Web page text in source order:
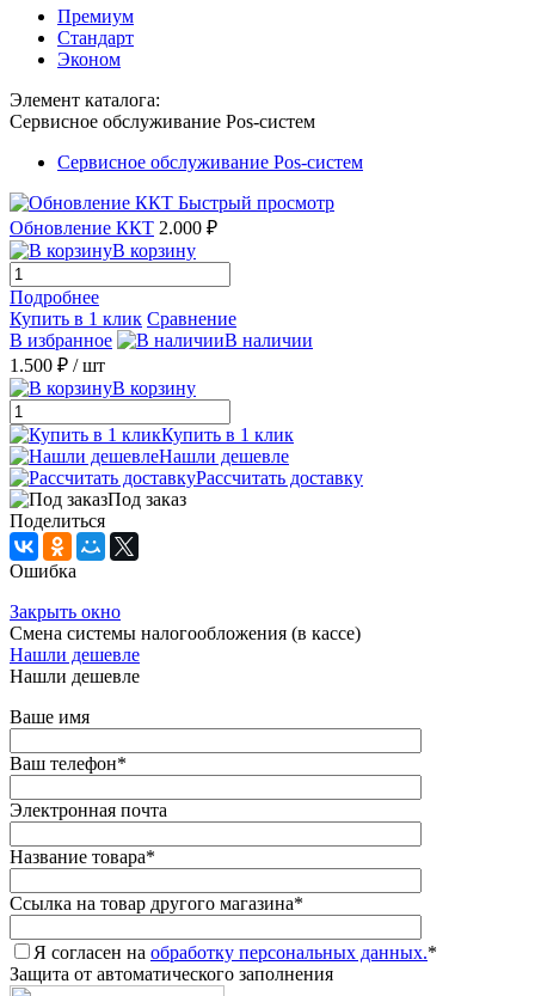
Премиум
Стандарт
Эконом
Элемент каталога:
Сервисное обслуживание Pos-систем
Сервисное обслуживание Pos-систем
Быстрый просмотр
Обновление ККТ 2.000 ₽
В корзину
Подробнее
Купить в 1 клик Сравнение
В избранное
В наличии
1.500 ₽ / шт
В корзину
Купить в 1 клик
Нашли дешевле
Рассчитать доставку
Под заказ
Поделиться
Ошибка
Закрыть окно
Смена системы налогообложения (в кассе)
Нашли дешевле
Нашли дешевле
Ваше имя
Ваш телефон*
Электронная почта
Название товара*
Ссылка на товар другого магазина*
Я согласен на обработку персональных данных.*
Защита от автоматического заполнения